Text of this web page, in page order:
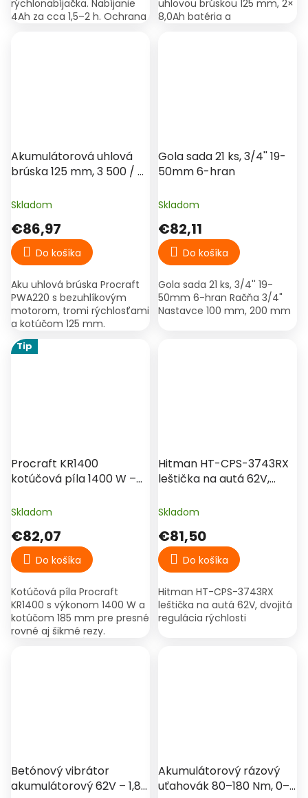
rýchlonabíjačka. Nabíjanie
4Ah za cca 1,5–2 h. Ochrana
uhlovou brúskou 125 mm, 2×
8,0Ah batéria a
Akumulátorová uhlová
brúska 125 mm, 3 500 / 6
Procraft PWA220 (20 V, 4
Skladom
€86,97
Do košíka
Aku uhlová brúska Procraft
PWA220 s bezuhlíkovým
motorom, tromi rýchlosťami
a kotúčom 125 mm.
Dodávaná s 1× 20 V 4 Ah
batériou, nabíjačkou a
Gola sada 21 ks, 3/4'' 19-
50mm 6-hran
Skladom
€82,11
Do košíka
Gola sada 21 ks, 3/4'' 19-
50mm 6-hran Račňa 3/4"
Nastavce 100 mm, 200 mm
Tip
Procraft KR1400
kotúčová píla 1400 W –
Skladom
€82,07
Do košíka
Kotúčová píla Procraft
KR1400 s výkonom 1400 W a
kotúčom 185 mm pre presné
rovné aj šikmé rezy.
Hitman HT-CPS-3743RX
leštička na autá 62V,
Skladom
€81,50
Do košíka
Hitman HT-CPS-3743RX
leštička na autá 62V, dvojitá
regulácia rýchlosti
Betónový vibrátor
akumulátorový 62V – 1,8
Akumulátorový rázový
uťahovák 80–180 Nm, 0–3